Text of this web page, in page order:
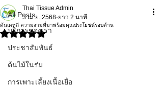
All Posts
บริการของเรา
ประชาสัมพันธ์
ต้นไม้ในร่ม
การเพาะเลี้ยงเนื้อเยื่อ
ต้นเดหลี ความงามที่มาพร้อมคุณประโยชน์รอบด้าน
Thai Tissue Admin
3 เม.ย. 2568 ยาว 2 นาที
ได้รับ NaN เต็ม 5 ดาว